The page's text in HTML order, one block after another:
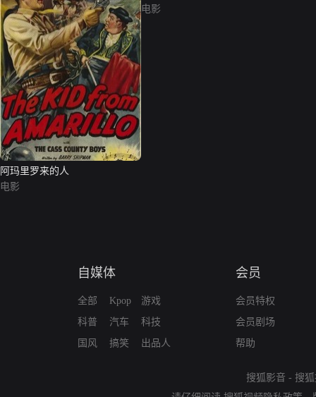
阿玛里罗来的人
电影
电影
自媒体
全部
科普
国风
Kpop
汽车
搞笑
游戏
科技
出品人
会员
会员特权
会员剧场
帮助
搜狐影音 - 搜